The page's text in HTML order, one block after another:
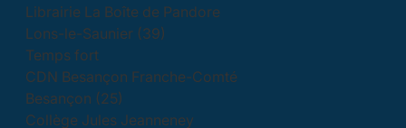
Librairie La Boîte de Pandore
Lons-le-Saunier (39)
Temps fort
CDN Besançon Franche-Comté
Besançon (25)
Collège Jules Jeanneney